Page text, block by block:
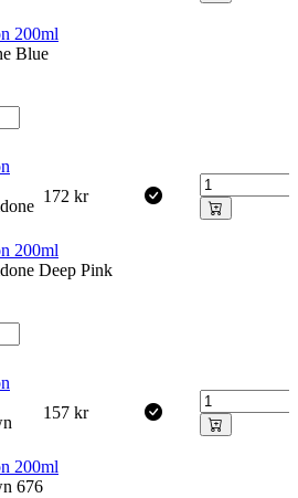
200ml
Blue
172 kr
200ml
Deep Pink
157 kr
200ml
676